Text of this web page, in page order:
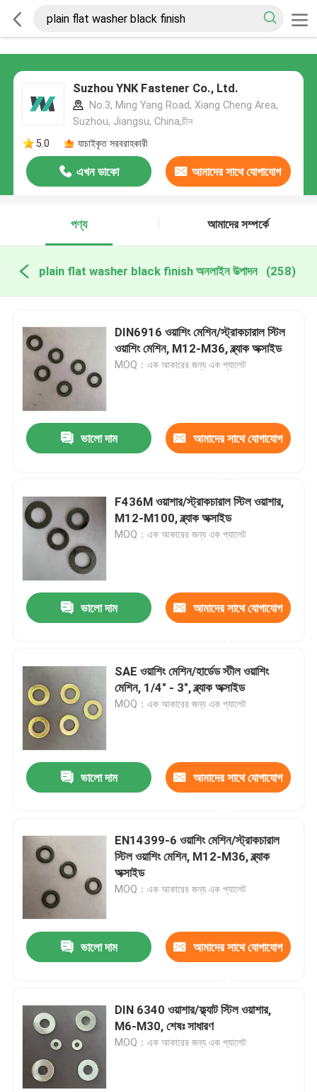
Suzhou YNK Fastener Co., Ltd.
No.3, Ming Yang Road, Xiang Cheng Area,
Suzhou, Jiangsu, China,চীন
5.0
যাচাইকৃত সরবরাহকারী
এখন ডাকো আমাদের সাথে যোগাযোগ
পণ্য
আমাদের সম্পর্কে
plain flat washer black finish অনলাইন উত্পাদন (258)
DIN6916 ওয়াশিং মেশিন/স্ট্রাকচারাল স্টিল
ওয়াশিং মেশিন, M12-M36, ব্ল্যাক অক্সাইড
MOQ：এক আকারের জন্য এক প্যালেট
ভালো দাম আমাদের সাথে যোগাযোগ
F436M ওয়াশার/স্ট্রাকচারাল স্টিল ওয়াশার,
M12-M100, ব্ল্যাক অক্সাইড
MOQ：এক আকারের জন্য এক প্যালেট
ভালো দাম আমাদের সাথে যোগাযোগ
SAE ওয়াশিং মেশিন/হার্ডেড স্টীল ওয়াশিং
মেশিন, 1/4" - 3", ব্ল্যাক অক্সাইড
MOQ：এক আকারের জন্য এক প্যালেট
ভালো দাম আমাদের সাথে যোগাযোগ
EN14399-6 ওয়াশিং মেশিন/স্ট্রাকচারাল
স্টিল ওয়াশিং মেশিন, M12-M36, ব্ল্যাক
অক্সাইড
MOQ：এক আকারের জন্য এক প্যালেট
ভালো দাম আমাদের সাথে যোগাযোগ
DIN 6340 ওয়াশার/ফ্ল্যাট স্টিল ওয়াশার,
M6-M30, শেষঃ সাধারণ
MOQ：এক আকারের জন্য এক প্যালেট